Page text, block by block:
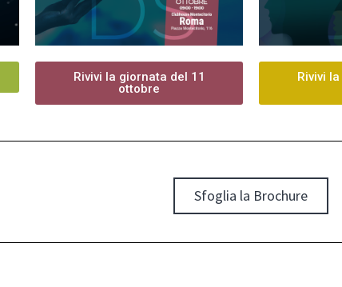
Rivivi la giornata del 11
ottobre
Rivivi
Sfoglia la Brochure